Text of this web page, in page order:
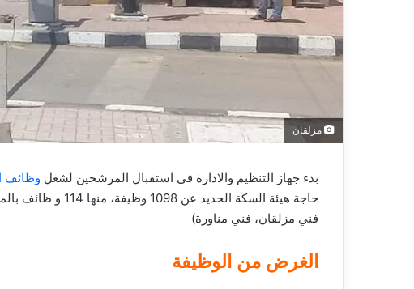
و
ي
مزلقان
بدء جهاز التنظيم والادارة فى استقبال المرشحين لشغل وظائف
حاجة هيئة السكة
فني مزلقان، فني مناورة)
الغرض من الوظيفة